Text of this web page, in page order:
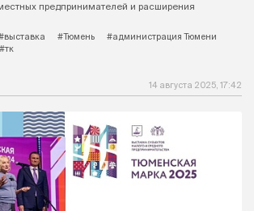
предпринимателей и расширения
#Тюмень
#администрация Тюмени
#тк
14 августа 2025, 17:42